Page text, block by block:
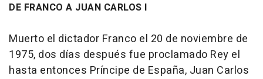
DE FRANCO A JUAN CARLOS I
Muerto el dictador Franco el 20 de noviembre de
1975, dos días después fue proclamado Rey el
hasta entonces Príncipe de España, Juan Carlos